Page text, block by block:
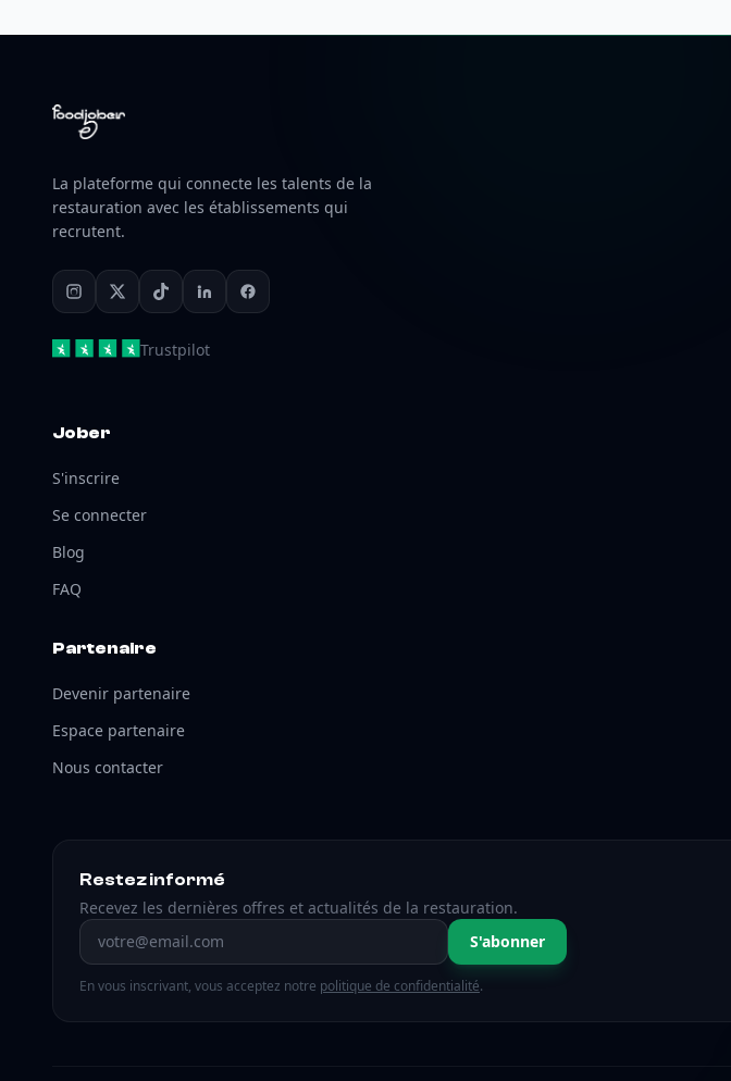
La plateforme qui connecte les talents de la
restauration avec les établissements qui
recrutent.
Trustpilot
Jober
S'inscrire
Se connecter
Blog
FAQ
Partenaire
Devenir partenaire
Espace partenaire
Nous contacter
Restez informé
Recevez les dernières offres et actualités de la restauration.
Adresse email S'abonner
En vous inscrivant, vous acceptez notre politique de confidentialité.